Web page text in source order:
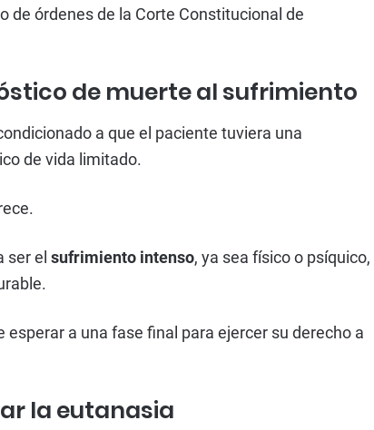
de órdenes de la Corte Constitucional de
de muerte al sufrimiento
a que el paciente tuviera una
de vida limitado.
ser el sufrimiento intenso, ya sea físico o psíquico,
a una fase final para ejercer su derecho a
la eutanasia